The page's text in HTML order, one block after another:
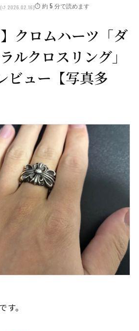
(↺ 2026.02.16)⏱️ 約 5 分で読めます
】クロムハーツ「ダ
ルクロスリング」
ビュー【写真多
す。